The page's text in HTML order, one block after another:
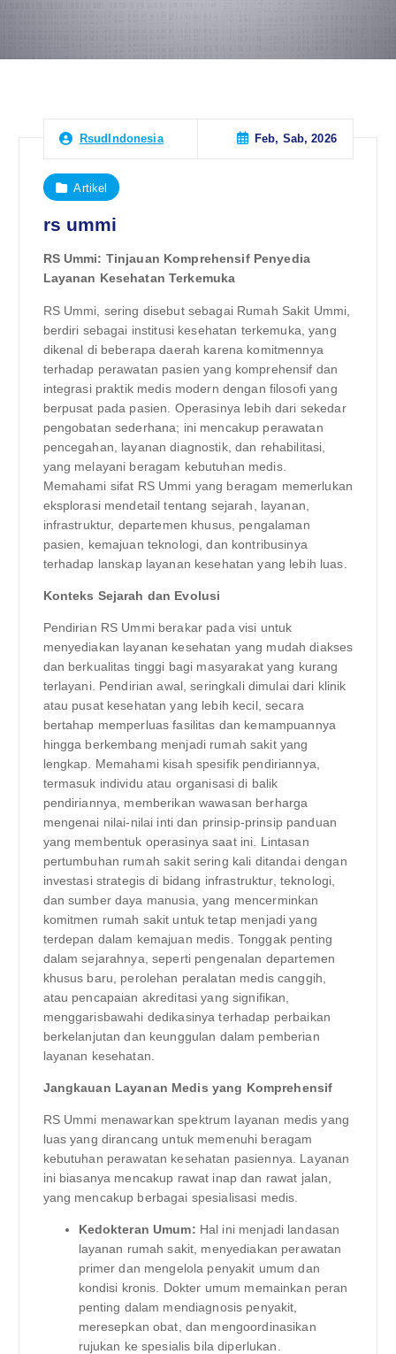
RsudIndonesia Feb, Sab, 2026
Artikel
rs ummi
RS Ummi: Tinjauan Komprehensif Penyedia
Layanan Kesehatan Terkemuka
RS Ummi, sering disebut sebagai Rumah Sakit Ummi,
berdiri sebagai institusi kesehatan terkemuka, yang
dikenal di beberapa daerah karena komitmennya
terhadap perawatan pasien yang komprehensif dan
integrasi praktik medis modern dengan filosofi yang
berpusat pada pasien. Operasinya lebih dari sekedar
pengobatan sederhana; ini mencakup perawatan
pencegahan, layanan diagnostik, dan rehabilitasi,
yang melayani beragam kebutuhan medis.
Memahami sifat RS Ummi yang beragam memerlukan
eksplorasi mendetail tentang sejarah, layanan,
infrastruktur, departemen khusus, pengalaman
pasien, kemajuan teknologi, dan kontribusinya
terhadap lanskap layanan kesehatan yang lebih luas.
Konteks Sejarah dan Evolusi
Pendirian RS Ummi berakar pada visi untuk
menyediakan layanan kesehatan yang mudah diakses
dan berkualitas tinggi bagi masyarakat yang kurang
terlayani. Pendirian awal, seringkali dimulai dari klinik
atau pusat kesehatan yang lebih kecil, secara
bertahap memperluas fasilitas dan kemampuannya
hingga berkembang menjadi rumah sakit yang
lengkap. Memahami kisah spesifik pendiriannya,
termasuk individu atau organisasi di balik
pendiriannya, memberikan wawasan berharga
mengenai nilai-nilai inti dan prinsip-prinsip panduan
yang membentuk operasinya saat ini. Lintasan
pertumbuhan rumah sakit sering kali ditandai dengan
investasi strategis di bidang infrastruktur, teknologi,
dan sumber daya manusia, yang mencerminkan
komitmen rumah sakit untuk tetap menjadi yang
terdepan dalam kemajuan medis. Tonggak penting
dalam sejarahnya, seperti pengenalan departemen
khusus baru, perolehan peralatan medis canggih,
atau pencapaian akreditasi yang signifikan,
menggarisbawahi dedikasinya terhadap perbaikan
berkelanjutan dan keunggulan dalam pemberian
layanan kesehatan.
Jangkauan Layanan Medis yang Komprehensif
RS Ummi menawarkan spektrum layanan medis yang
luas yang dirancang untuk memenuhi beragam
kebutuhan perawatan kesehatan pasiennya. Layanan
ini biasanya mencakup rawat inap dan rawat jalan,
yang mencakup berbagai spesialisasi medis.
Kedokteran Umum: Hal ini menjadi landasan
layanan rumah sakit, menyediakan perawatan
primer dan mengelola penyakit umum dan
kondisi kronis. Dokter umum memainkan peran
penting dalam mendiagnosis penyakit,
meresepkan obat, dan mengoordinasikan
rujukan ke spesialis bila diperlukan.